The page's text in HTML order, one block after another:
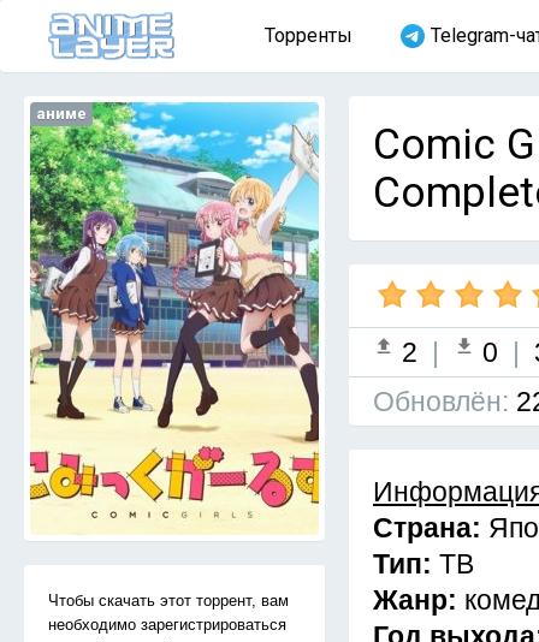
Торренты Telegram-
аниме
Чтобы скачать этот торрент, вам
необходимо зарегистрироваться
Comic
2 | 0 |
Обновлён:
Страна:
Тип: ТВ
Жанр: